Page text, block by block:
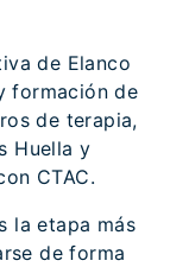
de Elanco
formación de
de terapia,
Huella y
CTAC.
la etapa más
de forma